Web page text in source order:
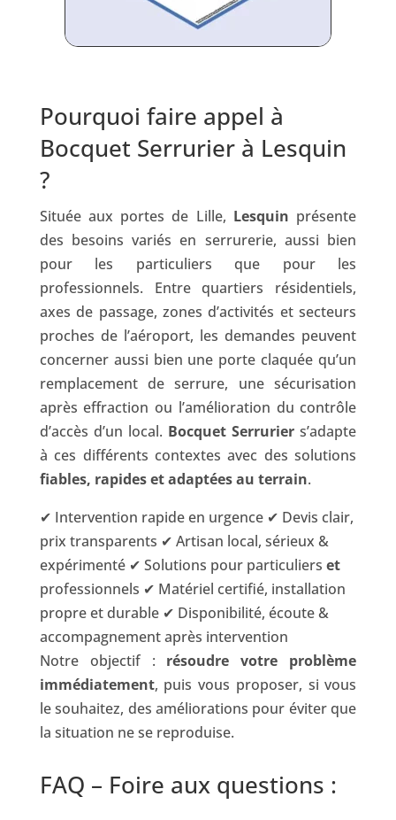
Pourquoi faire appel à
Bocquet Serrurier à Lesquin
?
Située aux portes de Lille, Lesquin présente
des besoins variés en serrurerie, aussi bien
pour les particuliers que pour les
professionnels. Entre quartiers résidentiels,
axes de passage, zones d’activités et secteurs
proches de l’aéroport, les demandes peuvent
concerner aussi bien une porte claquée qu’un
remplacement de serrure, une sécurisation
après effraction ou l’amélioration du contrôle
d’accès d’un local. Bocquet Serrurier s’adapte
à ces différents contextes avec des solutions
fiables, rapides et adaptées au terrain.
✔ Intervention rapide en urgence ✔ Devis clair,
prix transparents ✔ Artisan local, sérieux &
expérimenté ✔ Solutions pour particuliers et
professionnels ✔ Matériel certifié, installation
propre et durable ✔ Disponibilité, écoute &
accompagnement après intervention
Notre objectif : résoudre votre problème
immédiatement, puis vous proposer, si vous
le souhaitez, des améliorations pour éviter que
la situation ne se reproduise.
FAQ – Foire aux questions :